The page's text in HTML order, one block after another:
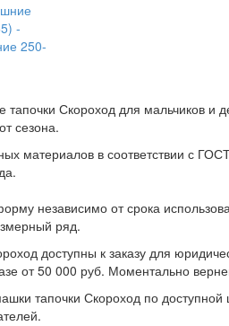
Скороход для мальчиков и
сезона.
материалов в соответствии с
независимо от срока
ряд.
доступны к заказу для
от 50 000 руб. Моментально
тапочки Скороход по